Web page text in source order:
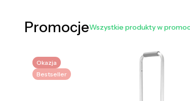
PromocjeWszystkie produkty w
Okazja
Bestseller